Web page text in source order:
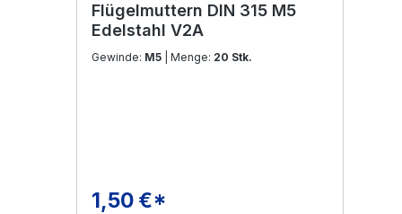
Flügelmuttern DIN 315 M5
Edelstahl V2A
Gewinde: M5 | Menge: 20 Stk.
Regulärer Preis:
1,50 €*